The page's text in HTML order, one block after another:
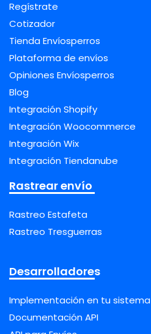
Regístrate
Cotizador
Tienda Envíosperros
Plataforma de envíos
Opiniones Envíosperros
Blog
Integración Shopify
Integración Woocommerce
Integración Wix
Integración Tiendanube
Rastrear envío
Rastreo Estafeta
Rastreo Tresguerras
Desarrolladores
Implementación en tu sistema
Documentación API